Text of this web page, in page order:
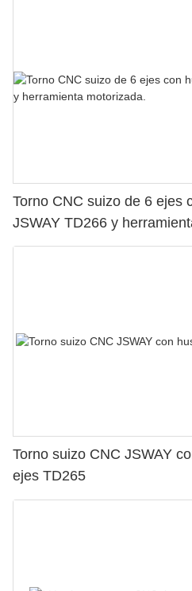
Torno CNC suizo de 6 ejes
JSWAY TD266 y
Torno suizo CNC JSWAY
ejes TD265